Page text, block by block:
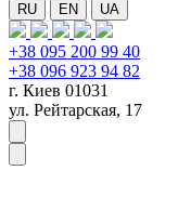
RU EN UA
+38 095 200 99 40
+38 096 923 94 82
г. Киев 01031
ул. Рейтарская, 17